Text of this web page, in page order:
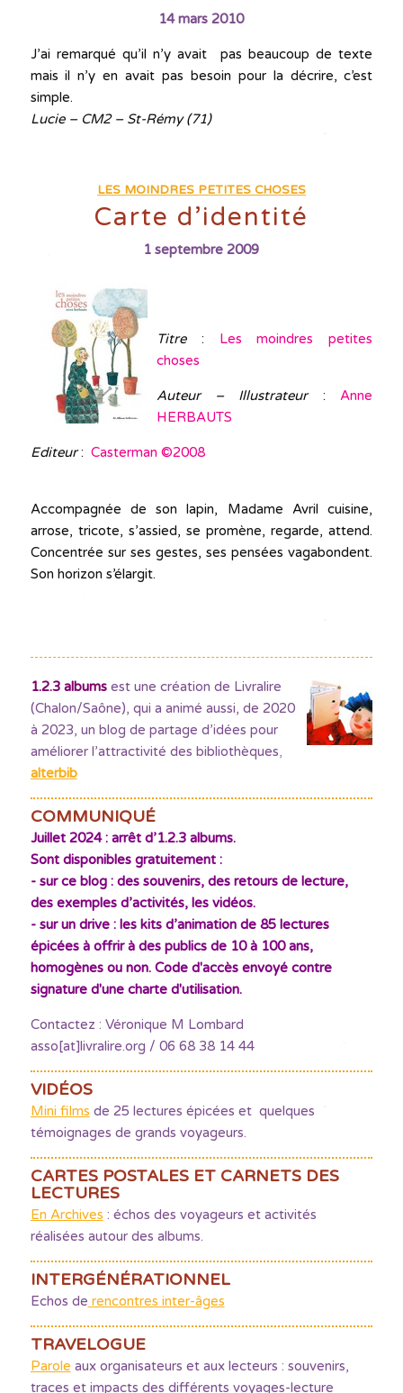
14 mars 2010
J’ai remarqué qu’il n’y avait pas beaucoup de texte
mais il n’y en avait pas besoin pour la décrire, c’est
simple.
Lucie – CM2 – St-Rémy (71)
LES MOINDRES PETITES CHOSES
Carte d’identité
1 septembre 2009
Titre: Les moindres petites
choses
Auteur – Illustrateur:Anne
HERBAUTS
Editeur: Casterman ©2008
Accompagnée de son lapin, Madame Avril cuisine,
arrose, tricote, s’assied, se promène, regarde, attend.
Concentrée sur ses gestes, ses pensées vagabondent.
Son horizon s’élargit.
1.2.3 albumsest une création de Livralire
(Chalon/Saône), qui a animé aussi, de 2020
à 2023, un blog de partage d’idées pour
améliorer l’attractivité des bibliothèques,
alterbib
COMMUNIQUÉ
Juillet 2024 : arrêt d’1.2.3 albums.
Sont disponibles gratuitement :
- sur ce blog : des souvenirs, des retours de lecture,
des exemples d’activités, les vidéos.
- sur un drive : les kits d’animation de 85 lectures
épicées à offrir à des publics de 10 à 100 ans,
homogènes ou non. Code d'accès envoyé contre
signature d'une charte d'utilisation.
Contactez : Véronique M Lombard
asso[at]livralire.org / 06 68 38 14 44
VIDÉOS
Mini films de 25 lectures épicées et quelques
témoignages de grands voyageurs.
CARTES POSTALES ET CARNETS DES
LECTURES
En Archives : échos des voyageurs et activités
réalisées autour des albums.
INTERGÉNÉRATIONNEL
Echos de rencontres inter-âges
TRAVELOGUE
Parole aux organisateurs et aux lecteurs : souvenirs,
traces et impacts des différents voyages-lecture